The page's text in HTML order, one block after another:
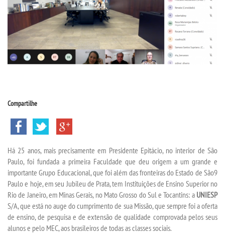
LICENCIATURAS
TECNOLÓGICOS
INSCREVA-SE
TRANSFERÊNCIA
SEGUNDA GRADUAÇÃO
MATRÍCULA
EDITAL
Compartilhe
Há 25 anos, mais precisamente em Presidente Epitácio, no interior de São
Paulo, foi fundada a primeira Faculdade que deu origem a um grande e
importante Grupo Educacional, que foi além das fronteiras do Estado de São9
Paulo e hoje, em seu Jubileu de Prata, tem Instituições de Ensino Superior no
Rio de Janeiro, em Minas Gerais, no Mato Grosso do Sul e Tocantins: a UNIESP
S/A, que está no auge do cumprimento de sua Missão, que sempre foi a oferta
de ensino, de pesquisa e de extensão de qualidade comprovada pelos seus
alunos e pelo MEC, aos brasileiros de todas as classes sociais.